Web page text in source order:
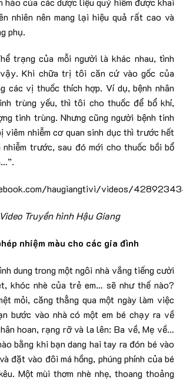
nhiên nên mang lại hiệu quả rất cao và
phụ.
trạng của mỗi người là khác nhau, tình
Khi chữa trị tôi căn cứ vào gốc của
các vị thuốc thích hợp. Ví dụ, bệnh nhân
trùng yếu, thì tôi cho thuốc để bổ khí,
tinh trùng. Nhưng cũng người bệnh tinh
viêm nhiễm cơ quan sinh dục thì trước hết
trước, sau đó mới cho thuốc bồi bổ
haugiangtivi/videos/
hình Hậu Giang
nhiệm màu cho các gia đình
dung trong một ngôi nhà vắng tiếng cười
khóc nhè của trẻ em… sẽ như thế nào?
mỏi, căng thẳng qua một ngày làm việc
bước vào nhà có một em bé chạy ra về
hoan, rạng rỡ và la lên: Ba về, Mẹ về…
bằng khi bạn dang hai tay ra đón bé vào
đặt vào đôi má hồng, phúng phính của bé
Một mùi thơm nhè nhẹ, thoang thoảng